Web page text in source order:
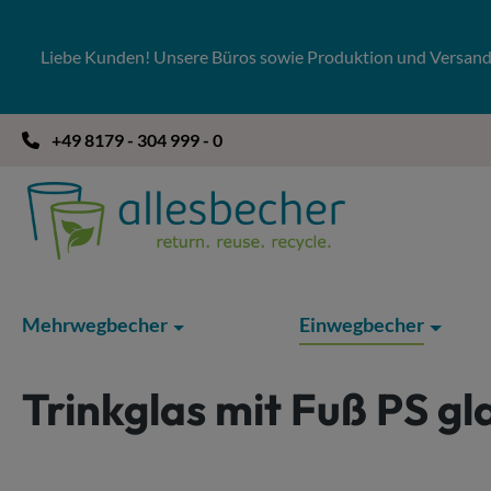
Liebe Kunden! Unsere Büros sowie Produktion und
+49 8179 - 304 999 - 0
Mehrwegbecher Einwegbecher
Trinkglas mit Fuß PS